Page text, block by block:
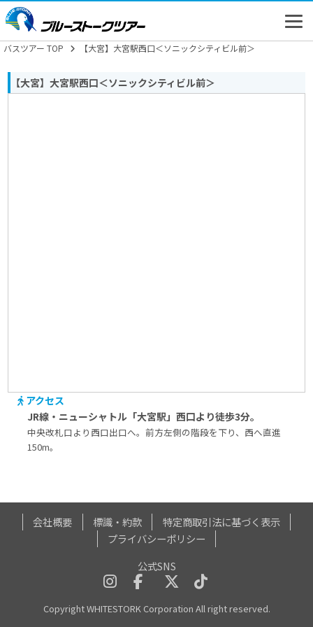
バスツアー TOP 【大宮】大宮駅西口＜ソニックシティビル前＞
【大宮】大宮駅西口＜ソニックシティビル前＞
アクセス
JR線・ニューシャトル「大宮駅」西口より徒歩3分。
中央改札口より西口出口へ。前方左側の階段を下り、西へ直進
150m。
会社概要 標識・約款
特定商取引法に基づく表示
プライバシーポリシー
公式SNS
Copyright WHITESTORK Corporation All right reserved.